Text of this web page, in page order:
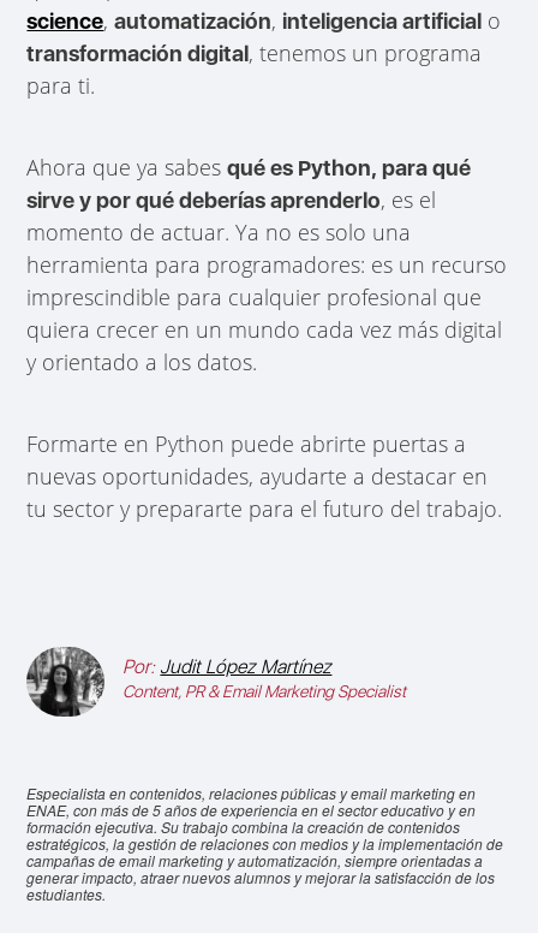
science,automatización, inteligencia artificial o
transformación digital, tenemos un programa
para ti.
Ahora que ya sabesqué es Python, para qué
sirve y por qué deberías aprenderlo, es el
momento de actuar. Ya no es solo una
herramienta para programadores: es un recurso
imprescindible para cualquier profesional que
quiera crecer en un mundo cada vez más digital
y orientado a los datos.
Formarte en Python puede abrirte puertas a
nuevas oportunidades, ayudarte a destacar en
tu sector y prepararte para el futuro del trabajo.
Por: Judit López Martínez
Content, PR & Email Marketing Specialist
Especialista en contenidos, relaciones públicas y email marketing en
ENAE, con más de 5 años de experiencia en el sector educativo y en
formación ejecutiva. Su trabajo combina la creación de contenidos
estratégicos, la gestión de relaciones con medios y la implementación de
campañas de email marketing y automatización, siempre orientadas a
generar impacto, atraer nuevos alumnos y mejorar la satisfacción de los
estudiantes.